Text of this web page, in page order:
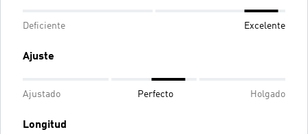
Deficiente Excelente
Ajuste
Ajustado Perfecto Holgado
Longitud